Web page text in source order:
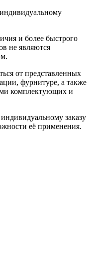
и более быстрого
не являются
от представленных
фурнитуре, а также
комплектующих и
заказу
её применения.